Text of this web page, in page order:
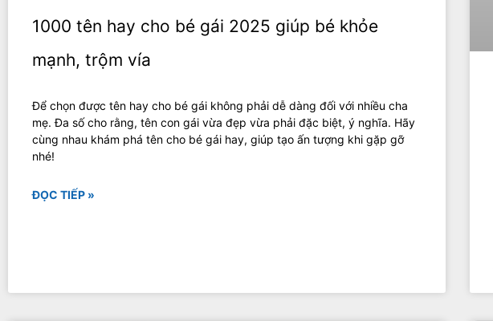
1000 tên hay cho bé gái 2025 giúp bé khỏe
mạnh, trộm vía
Để chọn được tên hay cho bé gái không phải dễ dàng đối với nhiều cha
mẹ. Đa số cho rằng, tên con gái vừa đẹp vừa phải đặc biệt, ý nghĩa. Hãy
cùng nhau khám phá tên cho bé gái hay, giúp tạo ấn tượng khi gặp gỡ
nhé!
ĐỌC TIẾP »